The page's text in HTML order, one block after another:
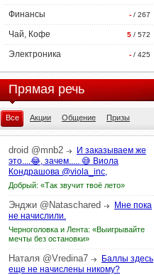
- / 267
Финансы
5 / 572
Чай, Кофе
- / 425
Электроника
Прямая речь
Все Акции Общение Призы
droid @mnb2
И заказываем же
это....😂, зачем..... 😅 Виола
Кондрашова @viola_inc,
Добрый: «Так звучит твоё лето»
Энджи @Nataschared
Мне пока
не начислили.
Черноголовка и Лента: «Выигрывайте
мечты без остановки»
Наталя @Vredina7
Баллы здесь
еще не начислены никому?